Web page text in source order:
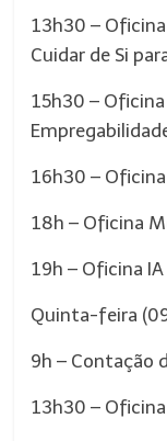
13h30 –
Cuidar de Si
15h30 –
16h30 –
18h – Oficina
19h – Oficina
Quinta-feira
9h – Contação
13h30 –